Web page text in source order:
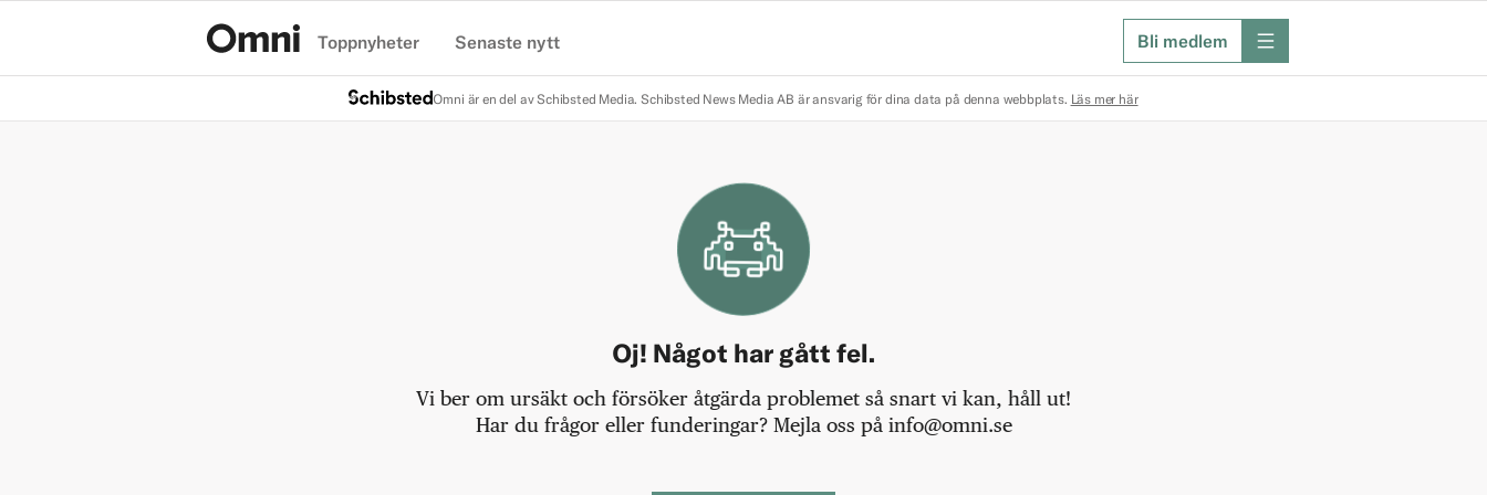
Toppnyheter Senaste nytt Bli medlem meny
Omni är en del av Schibsted Media. Schibsted News Media AB är ansvarig för dina data på denna webbplats. Läs mer här
Oj! Något har gått fel.
Vi ber om ursäkt och försöker åtgärda problemet så snart vi kan, håll ut!
Har du frågor eller funderingar? Mejla oss på info@omni.se